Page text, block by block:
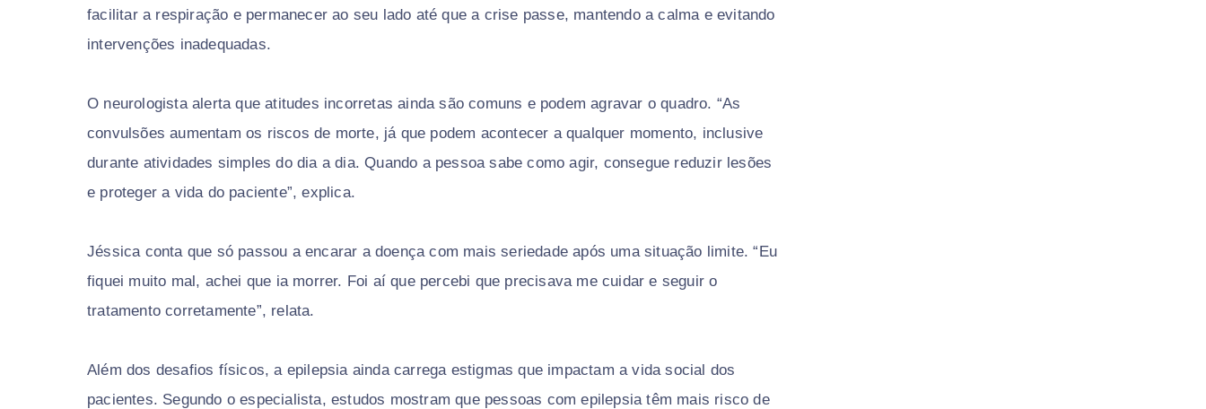
facilitar a respiração e permanecer ao seu lado até que a crise passe, mantendo a calma e evitando
intervenções inadequadas.
O neurologista alerta que atitudes incorretas ainda são comuns e podem agravar o quadro. “As
convulsões aumentam os riscos de morte, já que podem acontecer a qualquer momento, inclusive
durante atividades simples do dia a dia. Quando a pessoa sabe como agir, consegue reduzir lesões
e proteger a vida do paciente”, explica.
Jéssica conta que só passou a encarar a doença com mais seriedade após uma situação limite. “Eu
fiquei muito mal, achei que ia morrer. Foi aí que percebi que precisava me cuidar e seguir o
tratamento corretamente”, relata.
Além dos desafios físicos, a epilepsia ainda carrega estigmas que impactam a vida social dos
pacientes. Segundo o especialista, estudos mostram que pessoas com epilepsia têm mais risco de